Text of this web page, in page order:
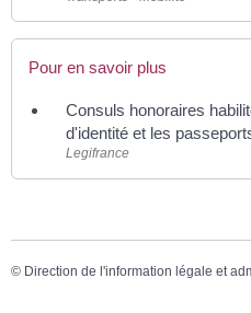
Pour en savoir plus
Consuls honoraires
d'identité et les
Legifrance
© Direction de l'information légale et